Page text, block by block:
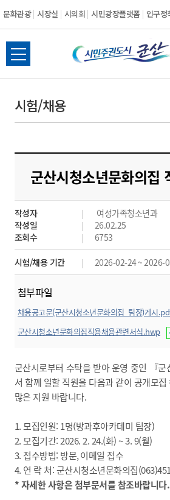
문화관광 시장실 시의회 시민광장플랫폼 인구정
시
민
도
시
군
산
전
체
뉴
열
시험/채용
군산시청소년문화의집
작성자
여성가족청소년과
작성일
26.02.25
조회수
6753
시험/채용 기간 2026-02-24 ~ 2026-
첨부파일
채용공고문(군산시청소년문화의집_팀장)게시
군산시청소년문화의집직용채용관련서식.hwp
군산시로부터 수탁을 받아 운영 중인 『군
서 함께 일할 직원을 다음과 같이 공개모
많은 지원 바랍니다.
1. 모집인원: 1명(방과후아카데미 팀장)
2. 모집기간: 2026. 2. 24.(화) ~ 3. 9(월)
3. 접수방법: 방문,이메일 접수
4. 연 락 처: 군산시청소년문화의집
* 자세한 사항은 첨부문서를 참조바랍니다.